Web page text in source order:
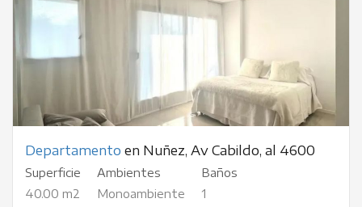
Departamento en Nuñez, Av Cabildo, al 4600
Superficie
40.00 m2
Ambientes
Monoambiente
Baños
1